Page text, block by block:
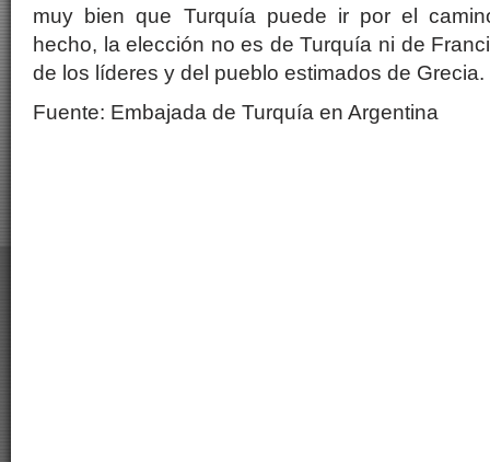
muy bien que Turquía puede ir por el
hecho, la elección no es de Turquía ni de
de los líderes y del pueblo estimados de Grecia.
Fuente: Embajada de Turquía en Argentina